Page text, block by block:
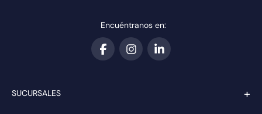
Encuéntranos en:
SUCURSALES +